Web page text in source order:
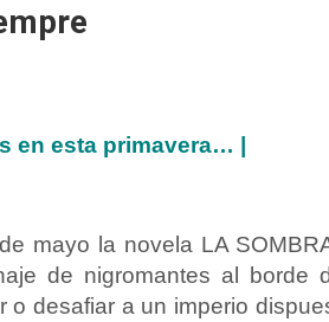
en esta primavera… |
mayo la novela LA
de nigromantes al borde
desafiar a un imperio